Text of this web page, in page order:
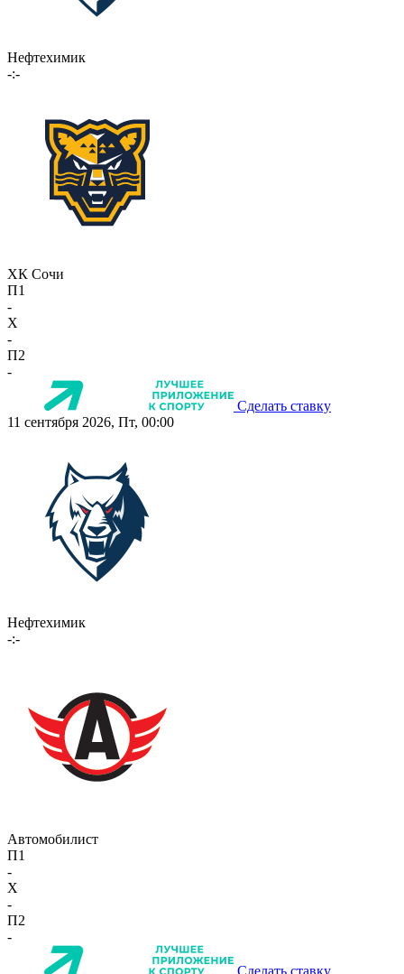
Нефтехимик
-:-
ХК Сочи
П1
-
X
-
П2
-
Сделать ставку
11 сентября 2026, Пт, 00:00
Нефтехимик
-:-
Автомобилист
П1
-
X
-
П2
-
Сделать ставку